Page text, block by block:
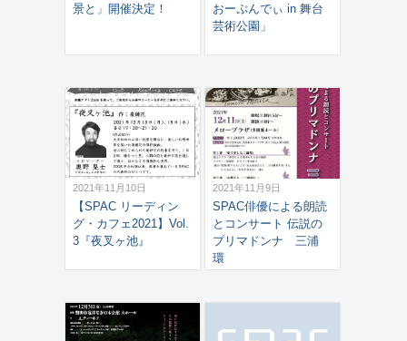
景と」開催決定！
おーぷんでぃ in 舞台
芸術公園」
2021年11月10日
【SPAC リーディン
グ・カフェ2021】Vol.
3『夜叉ヶ池』
2021年11月9日
SPAC俳優による朗読
とコンサート 伝説の
プリマドンナ 三浦
環